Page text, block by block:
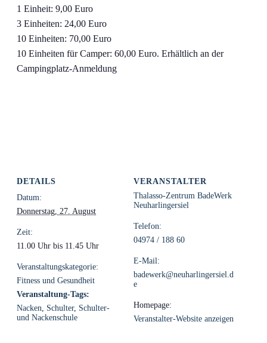
1 Einheit: 9,00 Euro
3 Einheiten: 24,00 Euro
10 Einheiten: 70,00 Euro
10 Einheiten für Camper: 60,00 Euro. Erhältlich an der
Campingplatz-Anmeldung
DETAILS
Datum:
Donnerstag, 27. August
Zeit:
11.00 Uhr bis 11.45 Uhr
Veranstaltungskategorie:
Fitness und Gesundheit
Veranstaltung-Tags:
Nacken
Schulter, Schulter-
und Nackenschule
VERANSTALTER
Thalasso-Zentrum BadeWerk
Neuharlingersiel
Telefon:
04974 / 188 60
E-Mail:
badewerk@neuharlingersiel.d
e
Homepage:
Veranstalter-Website anzeigen